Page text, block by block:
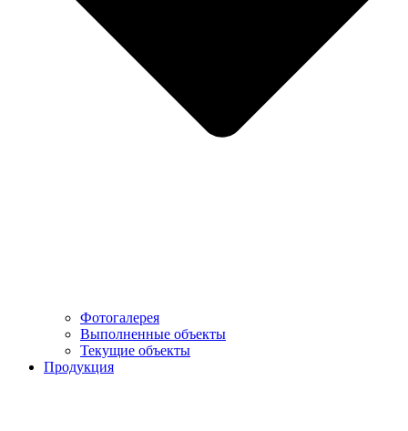
Фотогалерея
Выполненные объекты
Текущие объекты
Продукция